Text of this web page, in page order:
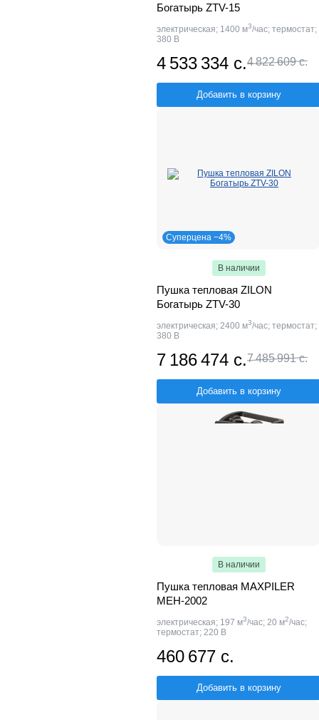
Богатырь ZTV-15
электрическая; 1400 м3/час; термостат;
380 В
4 533 334 с.4 822 609 с.
Добавить в корзину
Суперцена −4%
В наличии
Пушка тепловая ZILON
Богатырь ZTV-30
электрическая; 2400 м3/час; термостат;
380 В
7 186 474 с.7 485 991 с.
Добавить в корзину
В наличии
Пушка тепловая MAXPILER
MEH-2002
электрическая; 197 м3/час; 20 м2/час;
термостат; 220 В
460 677 с.
Добавить в корзину